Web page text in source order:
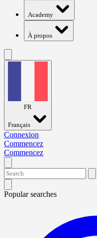
Academy
À propos
FR
Français
Connexion
Commencez
Commencez
Popular searches